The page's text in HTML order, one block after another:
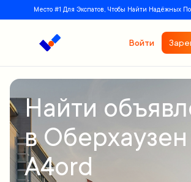
Место #1 Для Экспатов, Чтобы Найти Надёжных
Войти
Найти
в
A4ord